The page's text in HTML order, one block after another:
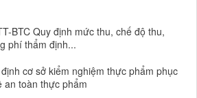
BTC Quy định mức thu, chế độ thu,
phí thẩm định...
cơ sở kiểm nghiệm thực phẩm phục
an toàn thực phẩm